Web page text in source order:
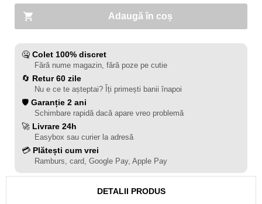
Adaugă în coș
🤐 Colet 100% discret
Fără nume magazin, fără poze pe cutie
🔄 Retur 60 zile
Nu e ce te așteptai? Îți primești banii înapoi
🛡️ Garanție 2 ani
Schimbare rapidă dacă apare vreo problemă
🚀 Livrare 24h
Easybox sau curier la adresă
💳 Plătești cum vrei
Ramburs, card, Google Pay, Apple Pay
DETALII PRODUS